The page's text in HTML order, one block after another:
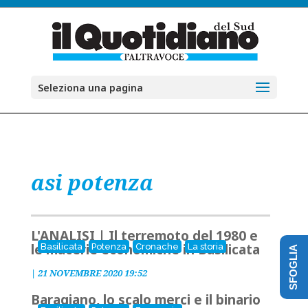
Seleziona una pagina
asi potenza
Basilicata Potenza Cronache La storia
L'ANALISI | Il terremoto del 1980 e
le macerie economiche in Basilicata
| 21 NOVEMBRE 2020 19:52
Baragiano, lo scalo merci e il binario
SFOGLIA